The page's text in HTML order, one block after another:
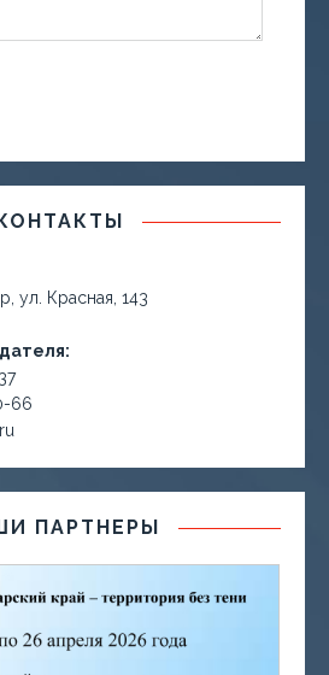
КОНТАКТЫ
ул. Красная, 143
66
ПАРТНЕРЫ